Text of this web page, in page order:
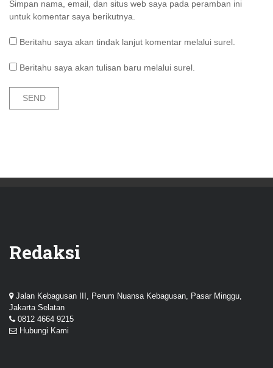
Simpan nama, email, dan situs web saya pada peramban ini
untuk komentar saya berikutnya.
Beritahu saya akan tindak lanjut komentar melalui surel.
Beritahu saya akan tulisan baru melalui surel.
Redaksi
Jalan Kebagusan III, Perum Nuansa Kebagusan, Pasar Minggu,
Jakarta Selatan
0812 4664 9215
Hubungi Kami